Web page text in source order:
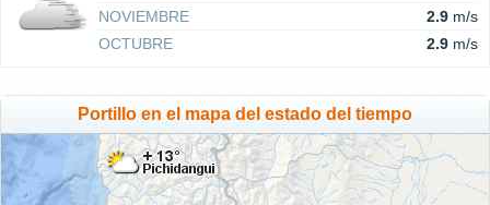
NOVIEMBRE
2.9 m/s
OCTUBRE
2.9 m/s
Portillo en el mapa del estado del tiempo